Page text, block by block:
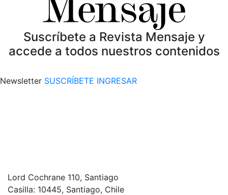
Suscríbete a Revista Mensaje y
accede a todos nuestros contenidos
Newsletter SUSCRÍBETE INGRESAR
Lord Cochrane 110, Santiago
Casilla: 10445, Santiago, Chile